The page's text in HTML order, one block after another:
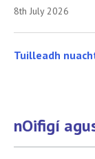
8th July 2026
Tuilleadh
nOifigí